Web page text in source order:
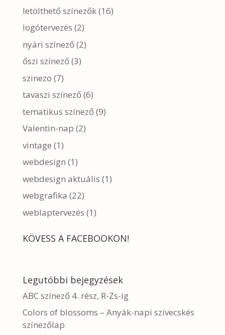
letölthető színezők(16)
logótervezés (2)
nyári színező(2)
őszi színező(3)
szinezo (7)
tavaszi színező(6)
tematikus színező(9)
Valentin-nap (2)
vintage (1)
webdesign (1)
webdesign aktuális (1)
webgrafika (22)
weblaptervezés (1)
KÖVESS A FACEBOOKON!
Legutóbbi bejegyzések
ABC színező 4. rész, R-Zs-ig
Colors of blossoms – Anyák-napi szívecskés
színezőlap